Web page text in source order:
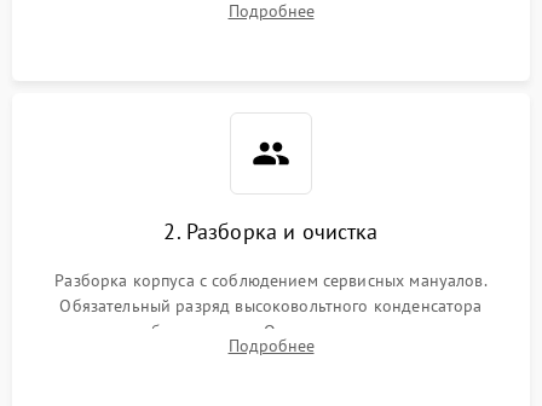
матрицы и затвора, проверка работы автофокуса и вспышки.
Подробнее
2. Разборка и очистка
Разборка корпуса с соблюдением сервисных мануалов.
Обязательный разряд высоковольтного конденсатора
вспышки для безопасности. Очистка внутренних узлов от
пыли, песка и следов влаги с помощью спецсредств.
Подробнее